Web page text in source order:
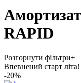
RAPID
Розгорнути фільтри+
Впевнений старт літа!
-20%